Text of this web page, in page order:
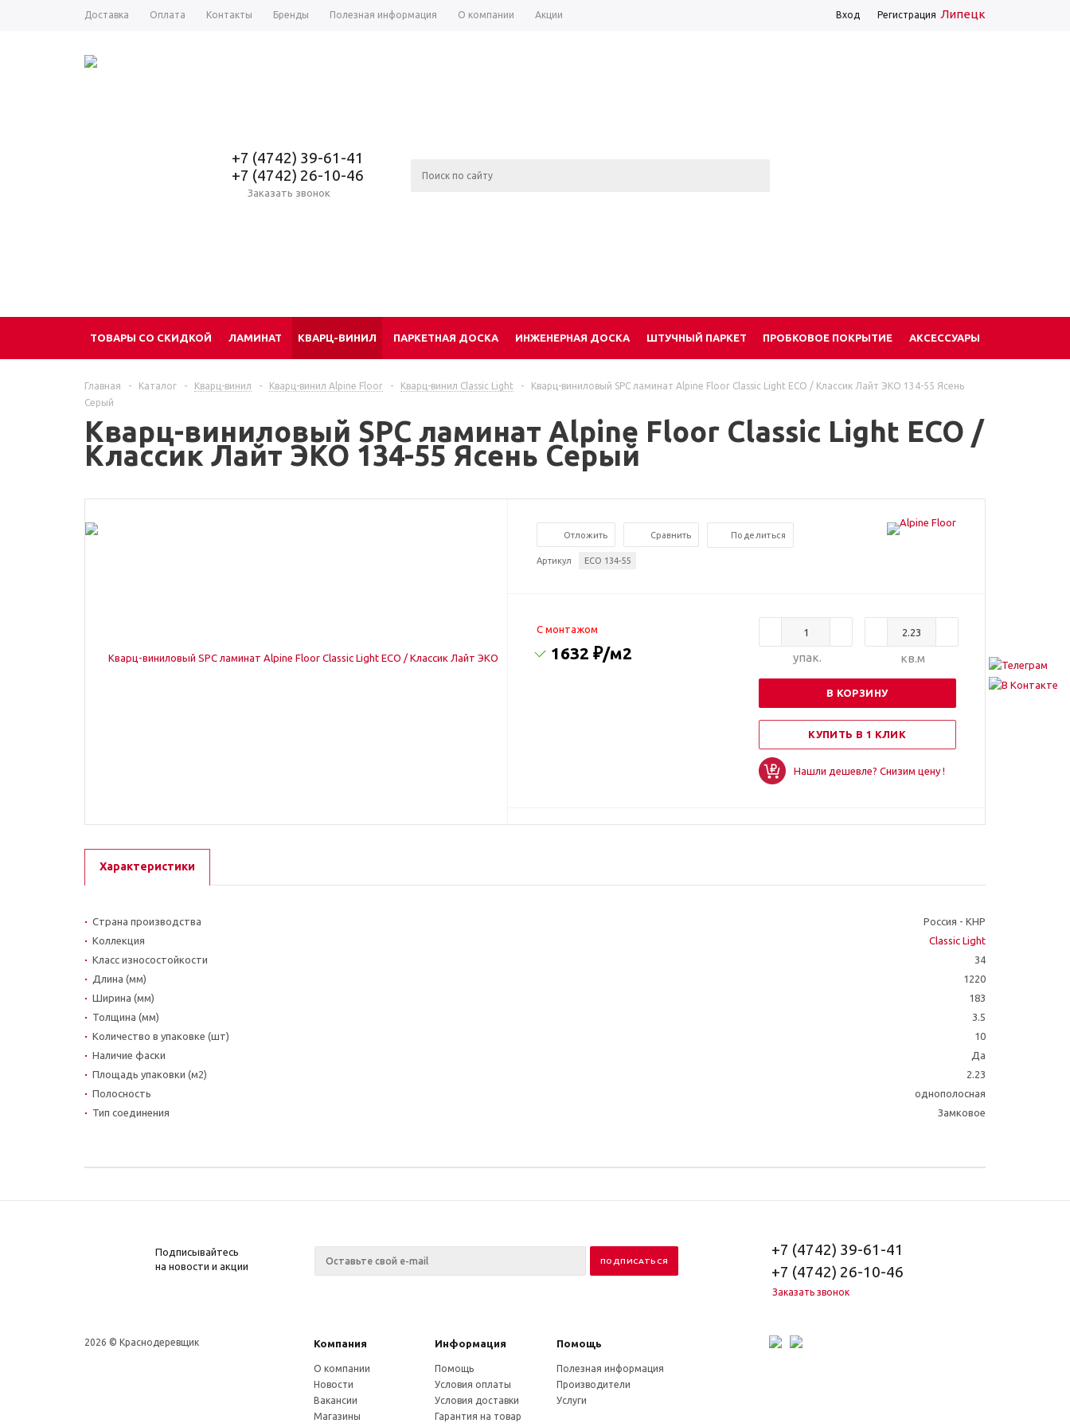
Доставка Оплата Контакты Бренды Полезная информация О компании Акции Липецк
Вход Регистрация
+7 (4742) 39-61-41
+7 (4742) 26-10-46
Заказать звонок
ТОВАРЫ СО СКИДКОЙ ЛАМИНАТ КВАРЦ-ВИНИЛ ПАРКЕТНАЯ ДОСКА ИНЖЕНЕРНАЯ ДОСКА ШТУЧНЫЙ ПАРКЕТ ПРОБКОВОЕ ПОКРЫТИЕ АКСЕССУАРЫ
Главная - Каталог - Кварц-винил - Кварц-винил Alpine Floor - Кварц-винил Classic Light -
Кварц-виниловый SPC ламинат Alpine Floor Classic Light ЕСО / Классик Лайт ЭКО 134-55 Ясень
Серый
Кварц-виниловый SPC ламинат Alpine Floor Classic Light ЕСО /
Классик Лайт ЭКО 134-55 Ясень Серый
Отложить Сравнить Поделиться
Артикул ЕСО 134-55
C монтажом
1632 ₽/м2 упак. кв.м
В КОРЗИНУ
КУПИТЬ В 1 КЛИК
Нашли дешевле? Снизим цену !
Характеристики
Страна производства
Россия - КНР
Коллекция
Classic Light
Класс износостойкости
34
Длина (мм)
1220
Ширина (мм)
183
Толщина (мм)
3.5
Количество в упаковке (шт)
10
Наличие фаски
Да
Площадь упаковки (м2)
2.23
Полосность
однополосная
Тип соединения
Замковое
Подписывайтесь
на новости и акции
+7 (4742) 39-61-41
+7 (4742) 26-10-46
Заказать звонок
2026 © Краснодеревщик Компания Информация Помощь
О компании
Новости
Вакансии
Магазины
Помощь
Условия оплаты
Условия доставки
Гарантия на товар
Полезная информация
Производители
Услуги